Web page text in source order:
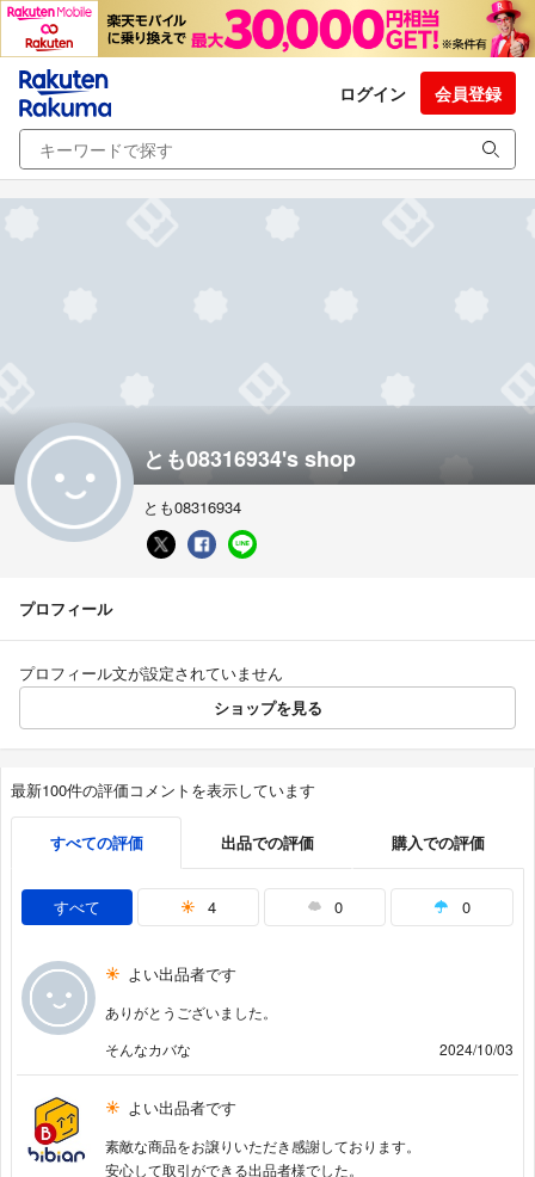
ログイン 会員登録
とも08316934's shop
とも08316934
プロフィール
プロフィール文が設定されていません
ショップを見る
最新100件の評価コメントを表示しています
すべての評価 出品での評価 購入での評価
すべて 4 0 0
よい出品者です
ありがとうございました。
そんなカバな
2024/10/03
よい出品者です
素敵な商品をお譲りいただき感謝しております。
安心して取引ができる出品者様でした。